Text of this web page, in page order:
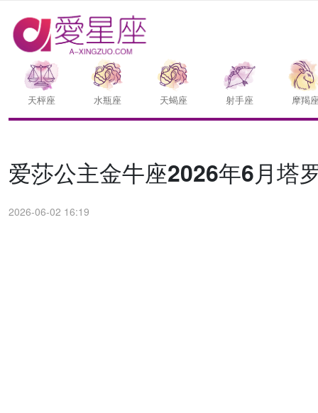
天枰座 水瓶座 天蝎座 射手座 摩羯
爱莎公主金牛座2026年6月塔
2026-06-02 16:19